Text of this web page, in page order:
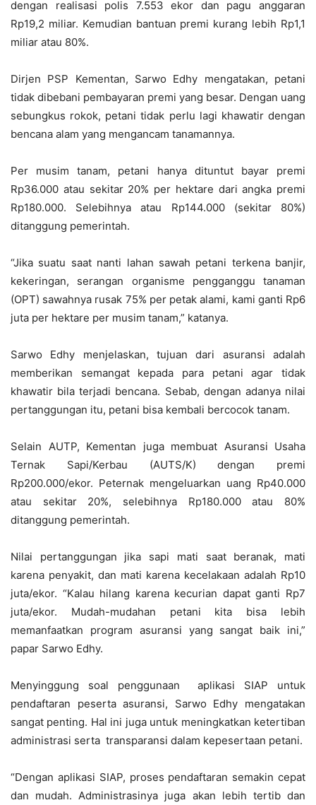
dengan realisasi polis 7.553 ekor dan pagu anggaran
Rp19,2 miliar. Kemudian bantuan premi kurang lebih Rp1,1
miliar atau 80%.
Dirjen PSP Kementan, Sarwo Edhy mengatakan, petani
tidak dibebani pembayaran premi yang besar. Dengan uang
sebungkus rokok, petani tidak perlu lagi khawatir dengan
bencana alam yang mengancam tanamannya.
Per musim tanam, petani hanya dituntut bayar premi
Rp36.000 atau sekitar 20% per hektare dari angka premi
Rp180.000. Selebihnya atau Rp144.000 (sekitar 80%)
ditanggung pemerintah.
“Jika suatu saat nanti lahan sawah petani terkena banjir,
kekeringan, serangan organisme pengganggu tanaman
(OPT) sawahnya rusak 75% per petak alami, kami ganti Rp6
juta per hektare per musim tanam,” katanya.
Sarwo Edhy menjelaskan, tujuan dari asuransi adalah
memberikan semangat kepada para petani agar tidak
khawatir bila terjadi bencana. Sebab, dengan adanya nilai
pertanggungan itu, petani bisa kembali bercocok tanam.
Selain AUTP, Kementan juga membuat Asuransi Usaha
Ternak Sapi/Kerbau (AUTS/K) dengan premi
Rp200.000/ekor. Peternak mengeluarkan uang Rp40.000
atau sekitar 20%, selebihnya Rp180.000 atau 80%
ditanggung pemerintah.
Nilai pertanggungan jika sapi mati saat beranak, mati
karena penyakit, dan mati karena kecelakaan adalah Rp10
juta/ekor. “Kalau hilang karena kecurian dapat ganti Rp7
juta/ekor. Mudah-mudahan petani kita bisa lebih
memanfaatkan program asuransi yang sangat baik ini,”
papar Sarwo Edhy.
Menyinggung soal penggunaan aplikasi SIAP untuk
pendaftaran peserta asuransi, Sarwo Edhy mengatakan
sangat penting. Hal ini juga untuk meningkatkan ketertiban
administrasi serta transparansi dalam kepesertaan petani.
“Dengan aplikasi SIAP, proses pendaftaran semakin cepat
dan mudah. Administrasinya juga akan lebih tertib dan